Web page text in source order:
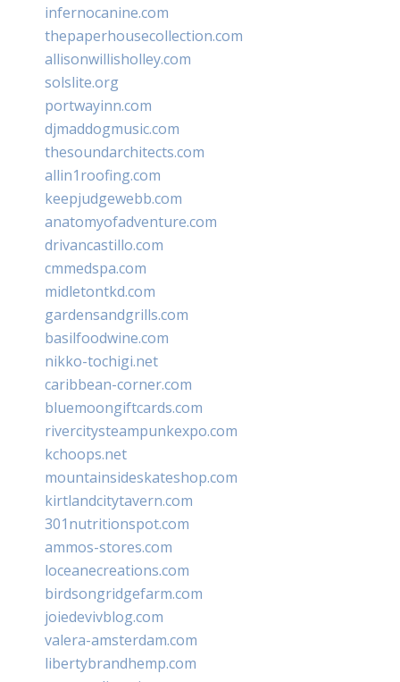
infernocanine.com
thepaperhousecollection.com
allisonwillisholley.com
solslite.org
portwayinn.com
djmaddogmusic.com
thesoundarchitects.com
allin1roofing.com
keepjudgewebb.com
anatomyofadventure.com
drivancastillo.com
cmmedspa.com
midletontkd.com
gardensandgrills.com
basilfoodwine.com
nikko-tochigi.net
caribbean-corner.com
bluemoongiftcards.com
rivercitysteampunkexpo.com
kchoops.net
mountainsideskateshop.com
kirtlandcitytavern.com
301nutritionspot.com
ammos-stores.com
loceanecreations.com
birdsongridgefarm.com
joiedevivblog.com
valera-amsterdam.com
libertybrandhemp.com